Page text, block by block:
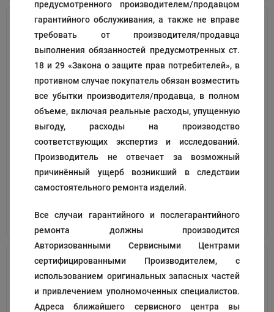
предусмотренного производителем/продавцом
гарантийного обслуживания, а также не вправе
требовать от производителя/продавца
выполнения обязанностей предусмотренных ст.
18 и 29 «Закона о защите прав потребителей», в
противном случае покупатель обязан возместить
все убытки производителя/продавца, в полном
объеме, включая реальные расходы, упущенную
выгоду, расходы на производство
соответствующих экспертиз и исследований.
Производитель не отвечает за возможный
причинённый ущерб возникший в следствии
самостоятельного ремонта изделий.
Все случаи гарантийного и послегарантийного
ремонта должны производится
Авторизованными Сервисными Центрами
сертифицированными Производителем, с
использованием оригинальных запасных частей
и привлечением уполномоченных специалистов.
Адреса ближайшего сервисного центра вы
В корзину
Насадка
2 374
В корзину